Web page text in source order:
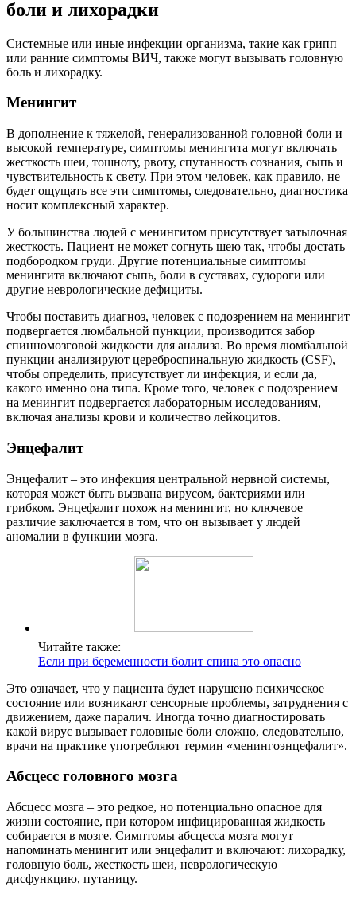
боли и лихорадки
Системные или иные инфекции организма, такие как грипп
или ранние симптомы ВИЧ, также могут вызывать головную
боль и лихорадку.
Менингит
В дополнение к тяжелой, генерализованной головной боли и
высокой температуре, симптомы менингита могут включать
жесткость шеи, тошноту, рвоту, спутанность сознания, сыпь и
чувствительность к свету. При этом человек, как правило, не
будет ощущать все эти симптомы, следовательно, диагностика
носит комплексный характер.
У большинства людей с менингитом присутствует затылочная
жесткость. Пациент не может согнуть шею так, чтобы достать
подбородком груди. Другие потенциальные симптомы
менингита включают сыпь, боли в суставах, судороги или
другие неврологические дефициты.
Чтобы поставить диагноз, человек с подозрением на менингит
подвергается люмбальной пункции, производится забор
спинномозговой жидкости для анализа. Во время люмбальной
пункции анализируют цереброспинальную жидкость (CSF),
чтобы определить, присутствует ли инфекция, и если да,
какого именно она типа. Кроме того, человек с подозрением
на менингит подвергается лабораторным исследованиям,
включая анализы крови и количество лейкоцитов.
Энцефалит
Энцефалит – это инфекция центральной нервной системы,
которая может быть вызвана вирусом, бактериями или
грибком. Энцефалит похож на менингит, но ключевое
различие заключается в том, что он вызывает у людей
аномалии в функции мозга.
Читайте также:
Если при беременности болит спина это опасно
Это означает, что у пациента будет нарушено психическое
состояние или возникают сенсорные проблемы, затруднения с
движением, даже паралич. Иногда точно диагностировать
какой вирус вызывает головные боли сложно, следовательно,
врачи на практике употребляют термин «менингоэнцефалит».
Абсцесс головного мозга
Абсцесс мозга – это редкое, но потенциально опасное для
жизни состояние, при котором инфицированная жидкость
собирается в мозге. Симптомы абсцесса мозга могут
напоминать менингит или энцефалит и включают: лихорадку,
головную боль, жесткость шеи, неврологическую
дисфункцию, путаницу.